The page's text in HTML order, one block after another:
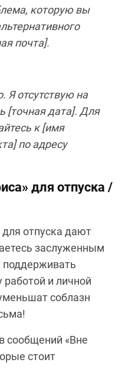
которую вы
почта].
Я отсутствую на
[точная дата]. Для
к [имя
по адресу
для отпуска /
отпуска дают
заслуженным
и личной
соблазн
сообщений «Вне
стоит